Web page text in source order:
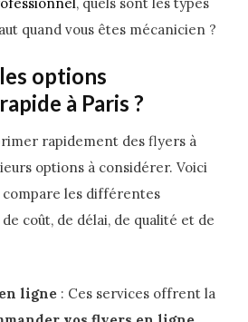
quand vous êtes mécanicien ?
options
à Paris ?
rapidement des flyers à
options à considérer. Voici
compare les différentes
coût, de délai, de qualité et de
ligne: Ces services offrent la